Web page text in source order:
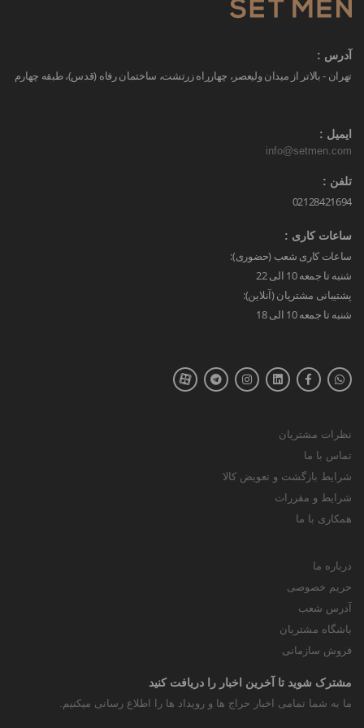
آدرس :
تهران - بالاتر از میدان ولیعصر، چهارراه زرتشت، ساختمان رفاه (قدس)، طبقه چهارم
ایمیل :
info@setmen.com
تلفن :
02128421694
ساعات کاری :
ساعات کاری شعب (حضوری):
شنبه تا جمعه 10 الی 22
پشتیبانی مشتریان (آنلاین):
شنبه تا جمعه 10 الی 18
نظرات مشتریان
تماس با ما
شرایط بازگشت و تعویض کالا
شرایط و مقررات
همکاری با ما
درباره ما
حریم خصوصی
آدرس شعب
باشگاه مشتریان
فروش سازمانی
مشترک شوید تا آخرین اخبار را دریافت کنید
ما به شما تمامی اخبار حراج ها و رویداد ها را اطلاع رسانی میکنیم.